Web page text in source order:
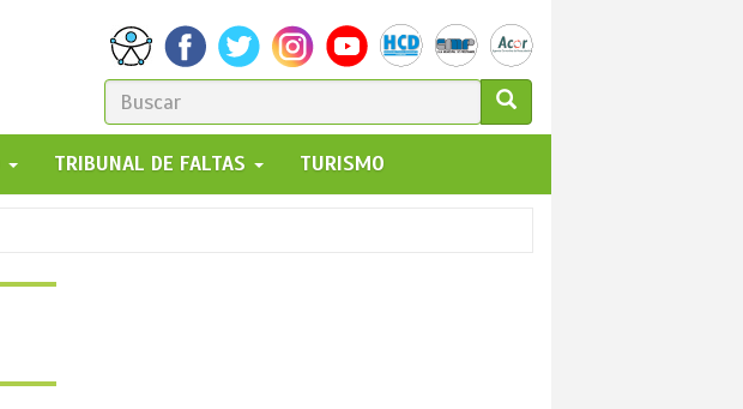
FORMULARIO
DE
BÚSQUEDA
GO!
TRIBUNAL DE FALTAS TURISMO